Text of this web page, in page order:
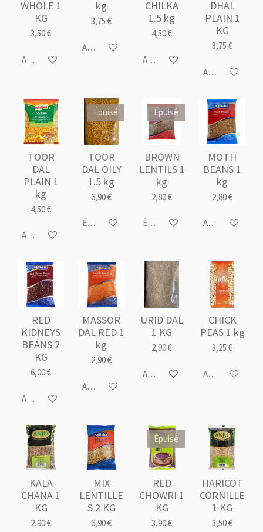
WHOLE 1
KG
3,50 €
Ajouter au panier
kg
3,75 €
Ajouter au panier
CHILKA
1.5 kg
4,50 €
Ajouter au panier
DHAL
PLAIN 1
KG
3,75 €
Ajouter au
TOOR
DAL
PLAIN 1
kg
4,50 €
Ajouter au panier
Épuisé
TOOR
DAL OILY
1.5 kg
6,90 €
Épuisé
Épuisé
BROWN
LENTILS 1
kg
2,80 €
Épuisé
MOTH
BEANS 1
kg
2,80 €
Ajouter au
RED
KIDNEYS
BEANS 2
KG
6,00 €
Ajouter au panier
MASSOR
DAL RED 1
kg
2,90 €
Ajouter au panier
URID DAL
1 KG
2,90 €
Ajouter au panier
CHICK
PEAS 1 kg
3,25 €
Ajouter au
KALA
CHANA 1
KG
2,90 €
MIX
LENTILLE
S 2 KG
6,90 €
Épuisé
RED
CHOWRI 1
KG
3,90 €
HARICOT
CORNILLE
1 KG
3,50 €